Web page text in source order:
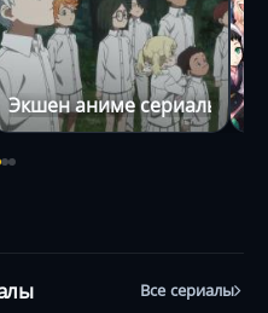
Экшен аниме сериалы
Все сериалы